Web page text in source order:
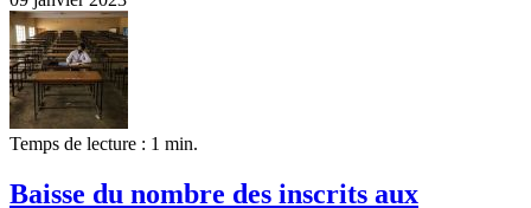
Temps de lecture : 1 min.
Baisse du nombre des inscrits aux